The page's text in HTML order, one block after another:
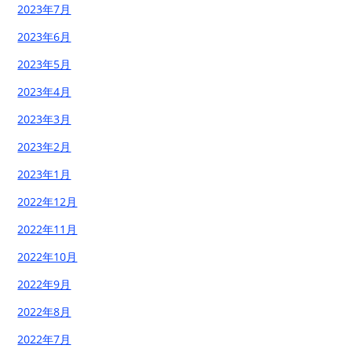
2023年7月
2023年6月
2023年5月
2023年4月
2023年3月
2023年2月
2023年1月
2022年12月
2022年11月
2022年10月
2022年9月
2022年8月
2022年7月